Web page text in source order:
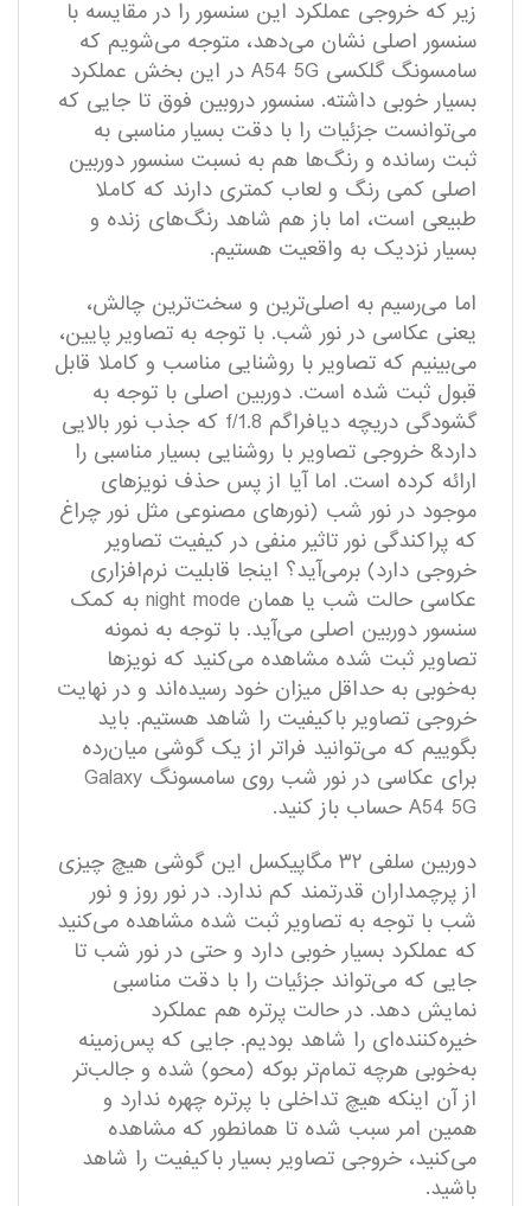
زیر که خروجی عملکرد این سنسور را در مقایسه با
سنسور اصلی نشان می‌دهد، متوجه می‌شویم که
سامسونگ گلکسی A54 5G در این بخش عملکرد
بسیار خوبی داشته. سنسور دروبین فوق تا جایی که
می‌توانست جزئیات را با دقت بسیار مناسبی به
ثبت رسانده و رنگ‌ها هم به نسبت سنسور دوربین
اصلی کمی رنگ و لعاب کمتری دارند که کاملا
طبیعی است، اما باز هم شاهد رنگ‌های زنده و
بسیار نزدیک به واقعیت هستیم.
اما می‌رسیم به اصلی‌ترین و سخت‌ترین چالش،
یعنی عکاسی در نور شب. با توجه به تصاویر پایین،
می‌بینیم که تصاویر با روشنایی مناسب و کاملا قابل
قبول ثبت شده است. دوربین اصلی با توجه به
گشودگی دریچه دیافراگم f/1.8 که جذب نور بالایی
دارد& خروجی تصاویر با روشنایی بسیار مناسبی را
ارائه کرده است. اما آیا از پس حذف نویزهای
موجود در نور شب (نورهای مصنوعی مثل نور چراغ
که پراکندگی نور تاثیر منفی در کیفیت تصاویر
خروجی دارد) برمی‌آید؟ اینجا قابلیت نرم‌افزاری
عکاسی حالت شب یا همان night mode به کمک
سنسور دوربین اصلی می‌آید. با توجه به نمونه
تصاویر ثبت شده مشاهده می‌کنید که نویزها
به‌خوبی به حداقل میزان خود رسیده‌اند و در نهایت
خروجی تصاویر باکیفیت را شاهد هستیم. باید
بگوییم که می‌توانید فراتر از یک گوشی میان‌رده
برای عکاسی در نور شب روی سامسونگ Galaxy
A54 5G حساب باز کنید.
دوربین سلفی ۳۲ مگاپیکسل این گوشی هیچ چیزی
از پرچمداران قدرتمند کم ندارد. در نور روز و نور
شب با توجه به تصاویر ثبت شده مشاهده می‌کنید
که عملکرد بسیار خوبی دارد و حتی در نور شب تا
جایی که می‌تواند جزئیات را با دقت مناسبی
نمایش دهد. در حالت پرتره هم عملکرد
خیره‌کننده‌ای را شاهد بودیم. جایی که پس‌زمینه
به‌خوبی هرچه تمام‌تر بوکه (محو) شده و جالب‌تر
از آن اینکه هیچ تداخلی با پرتره چهره ندارد و
همین امر سبب شده تا همانطور که مشاهده
می‌کنید، خروجی تصاویر بسیار باکیفیت را شاهد
باشید.